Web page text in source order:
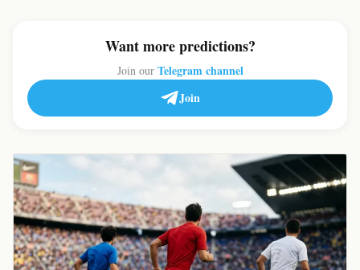
Want more predictions?
Join our Telegram channel
Join